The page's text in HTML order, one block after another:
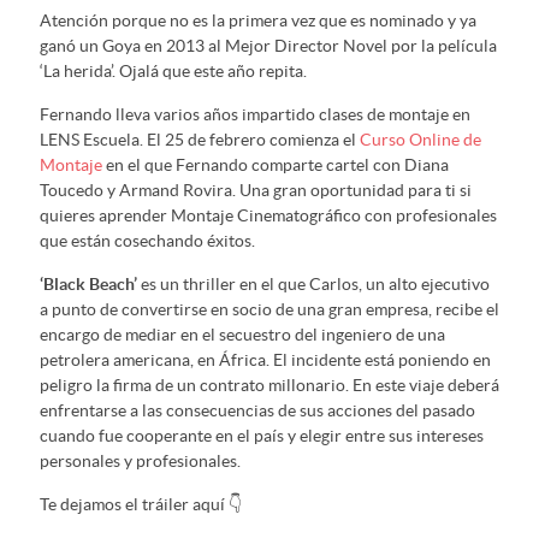
Atención porque no es la primera vez que es nominado y ya
ganó un Goya en 2013 al Mejor Director Novel por la película
‘La herida’. Ojalá que este año repita.
Fernando lleva varios años impartido clases de montaje en
LENS Escuela. El 25 de febrero comienza el Curso Online de
Montajeen el que Fernando comparte cartel con Diana
Toucedo y Armand Rovira. Una gran oportunidad para ti si
quieres aprender Montaje Cinematográfico con profesionales
que están cosechando éxitos.
‘Black Beach’es un thriller en el que Carlos, un alto ejecutivo
a punto de convertirse en socio de una gran empresa, recibe el
encargo de mediar en el secuestro del ingeniero de una
petrolera americana, en África. El incidente está poniendo en
peligro la firma de un contrato millonario. En este viaje deberá
enfrentarse a las consecuencias de sus acciones del pasado
cuando fue cooperante en el país y elegir entre sus intereses
personales y profesionales.
Te dejamos el tráiler aquí 👇